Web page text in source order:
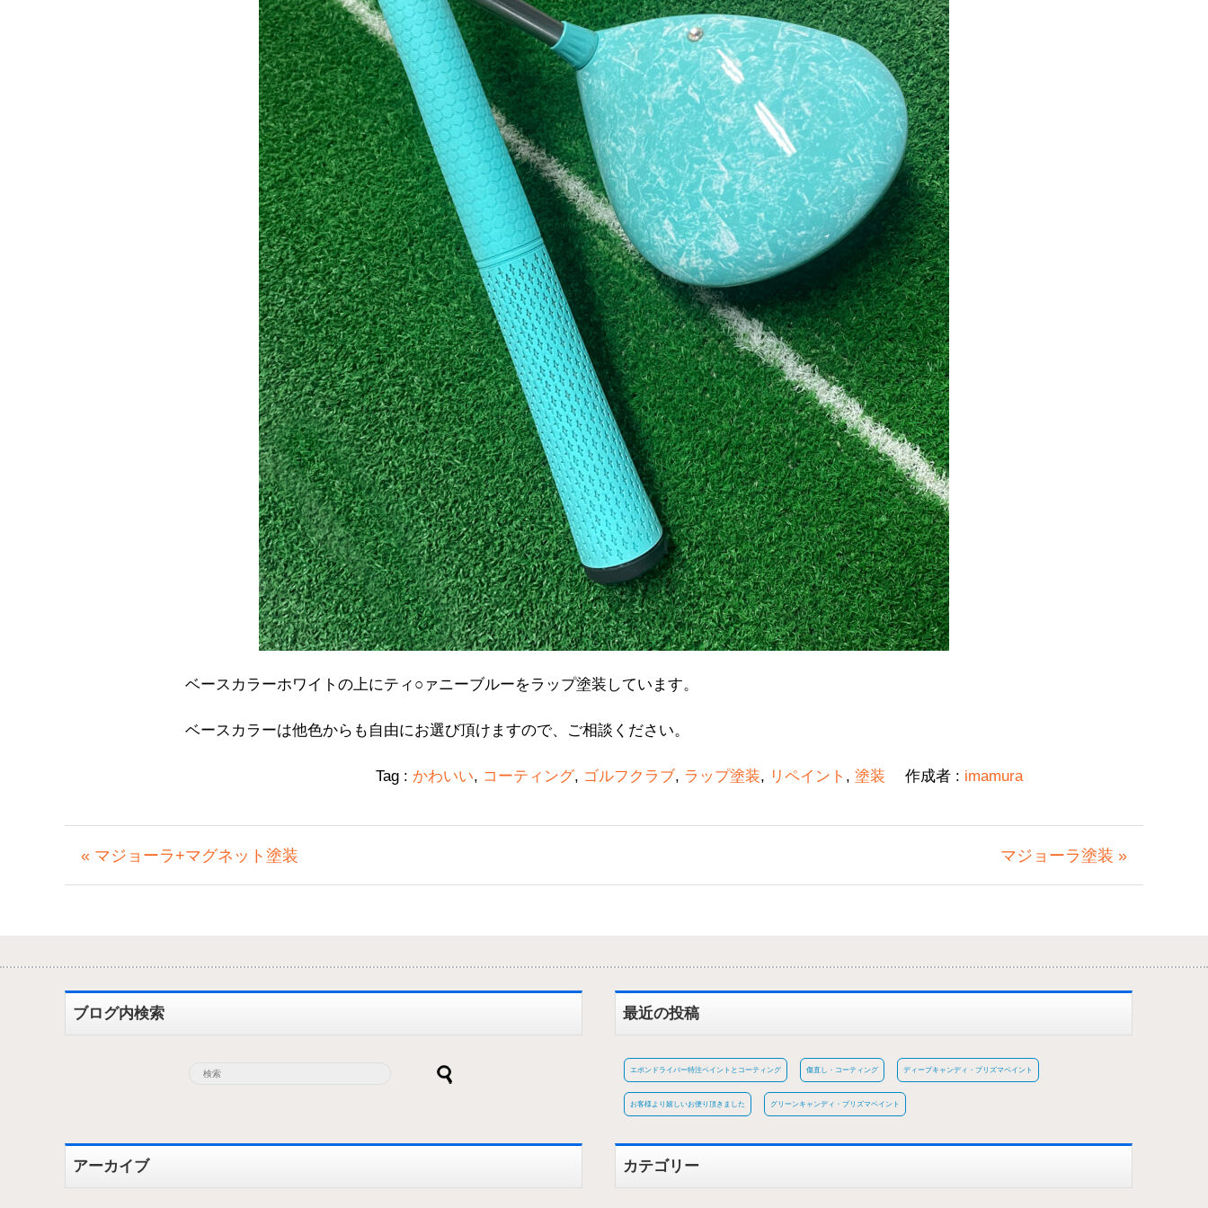
ベースカラーホワイトの上にティ○ァニーブルーをラップ塗装しています。
ベースカラーは他色からも自由にお選び頂けますので、ご相談ください。
Tag : かわいい, コーティング, ゴルフクラブ, ラップ塗装, リペイント , 塗装 作成者 : imamura
« マジョーラ+マグネット塗装 マジョーラ塗装 »
ブログ内検索 最近の投稿
エポンドライバー特注ペイントとコーティング 傷直し・コーティング ディープキャンディ・プリズマペイント
お客様より嬉しいお便り頂きました グリーンキャンディ・プリズマペイント
アーカイブ カテゴリー